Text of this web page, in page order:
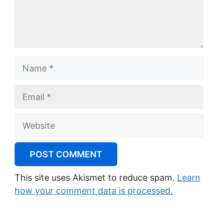
Website
This site uses Akismet to reduce spam. Learn
how your comment data is processed.